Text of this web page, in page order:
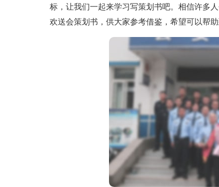
标，让我们一起来学习写策划书吧。相信许多
欢送会策划书，供大家参考借鉴，希望可以帮助